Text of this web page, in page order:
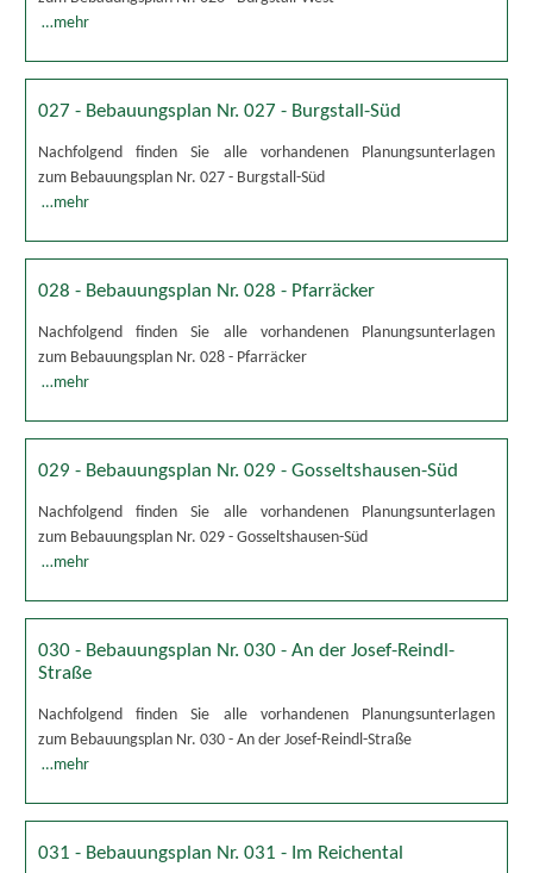
…mehr
027 - Bebauungsplan Nr. 027 - Burgstall-Süd
Nachfolgend finden Sie alle vorhandenen Planungsunterlagen
zum Bebauungsplan Nr. 027 - Burgstall-Süd
…mehr
028 - Bebauungsplan Nr. 028 - Pfarräcker
Nachfolgend finden Sie alle vorhandenen Planungsunterlagen
zum Bebauungsplan Nr. 028 - Pfarräcker
…mehr
029 - Bebauungsplan Nr. 029 - Gosseltshausen-Süd
Nachfolgend finden Sie alle vorhandenen Planungsunterlagen
zum Bebauungsplan Nr. 029 - Gosseltshausen-Süd
…mehr
030 - Bebauungsplan Nr. 030 - An der Josef-Reindl-
Straße
Nachfolgend finden Sie alle vorhandenen Planungsunterlagen
zum Bebauungsplan Nr. 030 - An der Josef-Reindl-Straße
…mehr
031 - Bebauungsplan Nr. 031 - Im Reichental